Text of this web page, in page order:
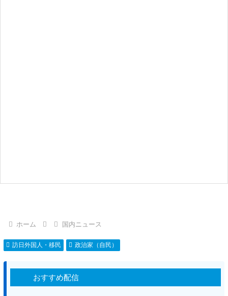
ホーム 国内ニュース
訪日外国人・移民 政治家（自民）
おすすめ配信